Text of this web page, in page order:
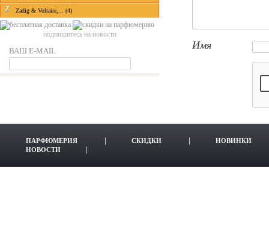
Z Zadig & Voltaire,... (4)
подпишитесь на новости
ВАШ E-MAIL Имя
ПАРФЮМЕРИЯ СКИДКИ
НОВИНКИ
НОВОСТИ